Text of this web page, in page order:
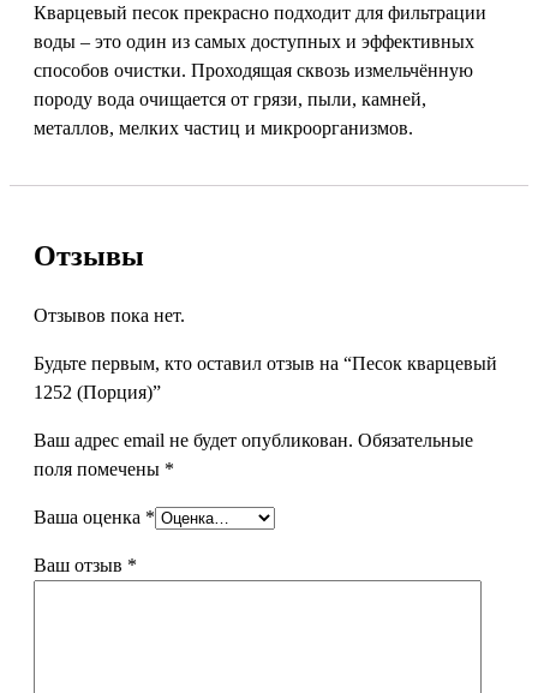
Кварцевый песок прекрасно подходит для фильтрации
воды – это один из самых доступных и эффективных
способов очистки. Проходящая сквозь измельчённую
породу вода очищается от грязи, пыли, камней,
металлов, мелких частиц и микроорганизмов.
Отзывы
Отзывов пока нет.
Будьте первым, кто оставил отзыв на “Песок кварцевый
1252 (Порция)”
Ваш адрес email не будет опубликован. Обязательные
поля помечены *
Ваша оценка *
Ваш отзыв *